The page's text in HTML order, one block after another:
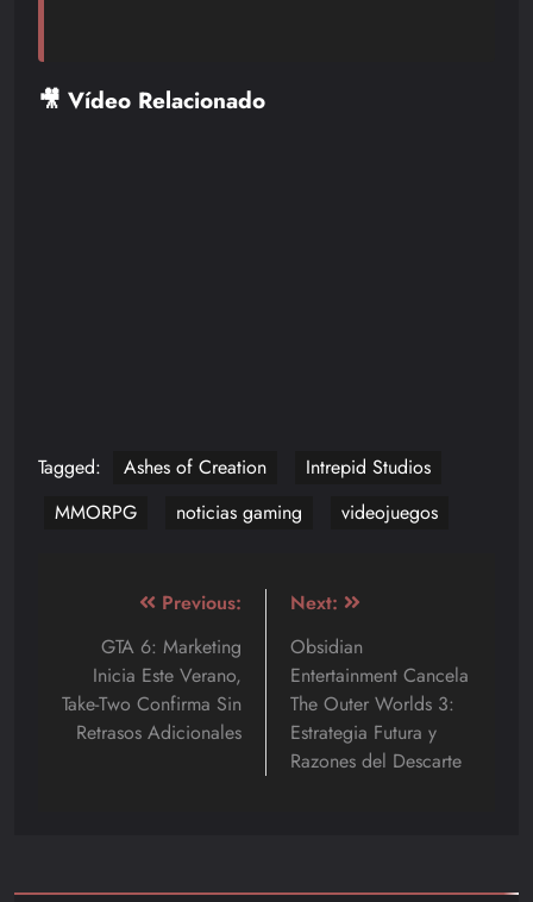
🎥 Vídeo Relacionado
Tagged: Ashes of Creation
Intrepid Studios
MMORPG
noticias gaming videojuegos
Navegación
entradas
Previous:
GTA 6: Marketing
Inicia Este Verano,
Take-Two Confirma Sin
Retrasos Adicionales
Next:
Obsidian
Entertainment Cancela
The Outer Worlds 3:
Estrategia Futura y
Razones del Descarte